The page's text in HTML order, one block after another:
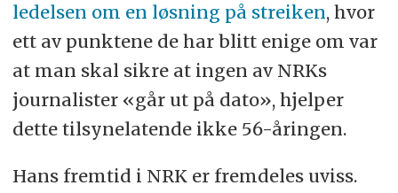
ledelsen om en løsning på streiken, hvor
ett av punktene de har blitt enige om var
at man skal sikre at ingen av NRKs
journalister «går ut på dato», hjelper
dette tilsynelatende ikke 56-åringen.
Hans fremtid i NRK er fremdeles uviss.